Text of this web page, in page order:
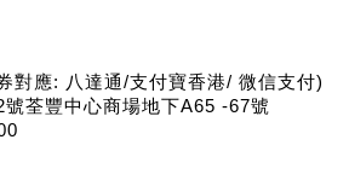
對應: 八達通/支付寶香港/ 微信支付)
荃豐中心商場地下A65 -67號